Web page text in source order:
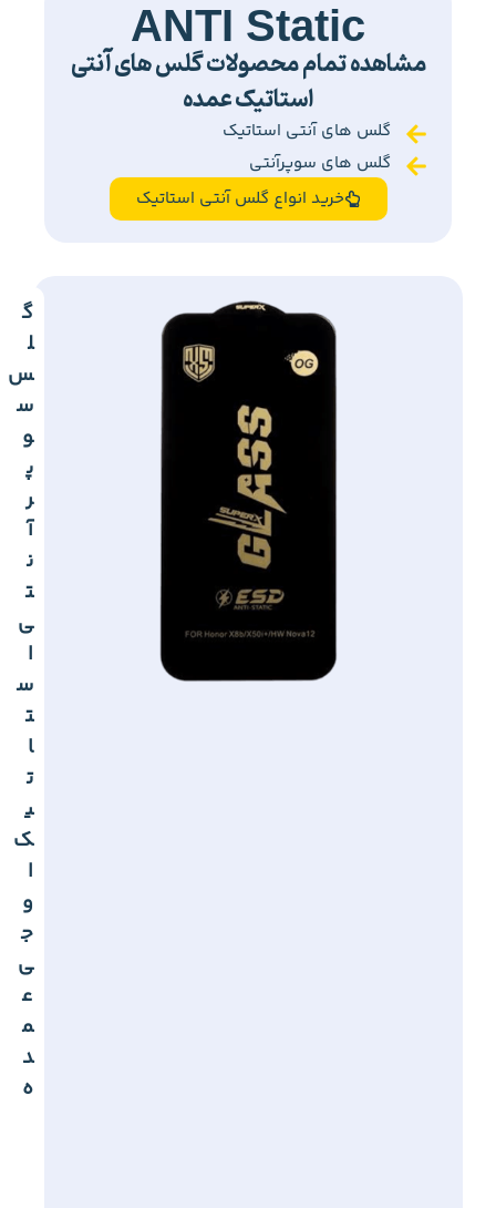
ANTI Static
مشاهده تمام محصولات گلس های آنتی
استاتیک عمده
گلس های آنتی استاتیک
گلس های سوپرآنتی
خرید انواع گلس آنتی استاتیک
گ
ل
س
س
و
پ
ر
آ
ن
ت
ی
ا
س
ت
ا
ت
ی
ک
ا
و
ج
ی
ع
م
د
ه